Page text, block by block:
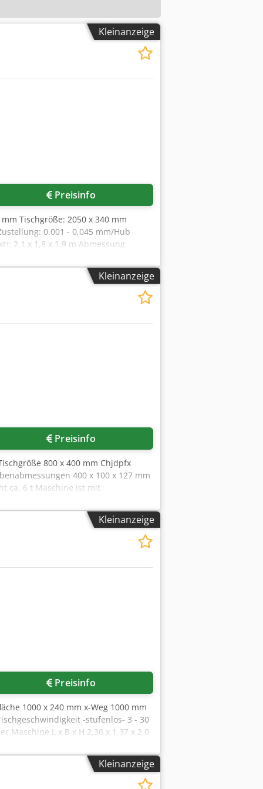
Kleinanzeige
Preisinfo
Tischgröße: 2050 x 340 mm
0,001 - 0,045 mm/Hub
2,1 x 1,8 x 1,9 m Abmessung
Kleinanzeige
Preisinfo
800 x 400 mm Chjdpfx
400 x 100 x 127 mm
ca. 6 t Maschine ist mit
Kleinanzeige
Preisinfo
1000 x 240 mm x-Weg 1000 mm
-stufenlos- 3 - 30
Maschine L x B x H 2,36 x 1,37 x 2,0
Kleinanzeige